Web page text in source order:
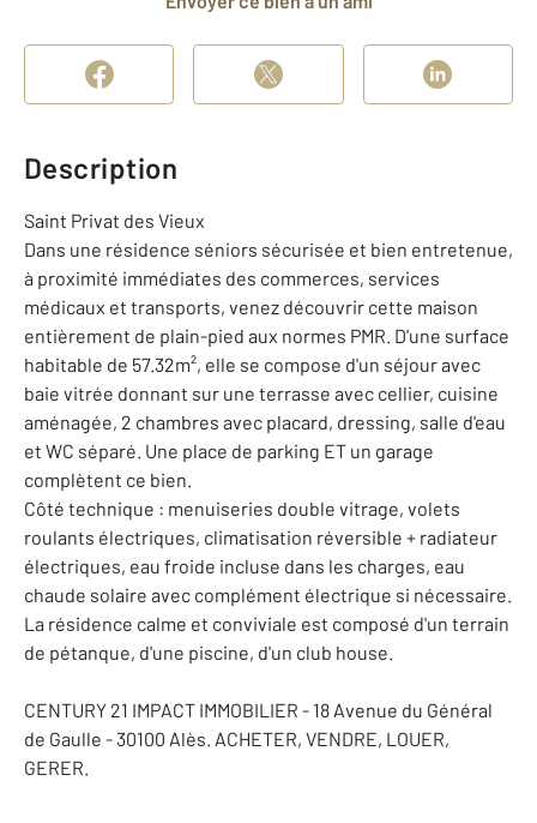
Description
Saint Privat des Vieux
Dans une résidence séniors sécurisée et bien entretenue,
à proximité immédiates des commerces, services
médicaux et transports, venez découvrir cette maison
entièrement de plain-pied aux normes PMR. D'une surface
habitable de 57.32m², elle se compose d'un séjour avec
baie vitrée donnant sur une terrasse avec cellier, cuisine
aménagée, 2 chambres avec placard, dressing, salle d'eau
et WC séparé. Une place de parking ET un garage
complètent ce bien.
Côté technique : menuiseries double vitrage, volets
roulants électriques, climatisation réversible + radiateur
électriques, eau froide incluse dans les charges, eau
chaude solaire avec complément électrique si nécessaire.
La résidence calme et conviviale est composé d'un terrain
de pétanque, d'une piscine, d'un club house.
CENTURY 21 IMPACT IMMOBILIER - 18 Avenue du Général
de Gaulle - 30100 Alès. ACHETER, VENDRE, LOUER,
GERER.